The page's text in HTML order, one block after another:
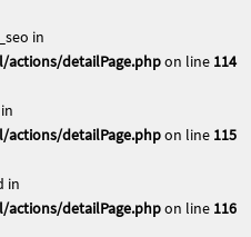
in
detailPage.phpon line 114
detailPage.phpon line 115
in
detailPage.phpon line 116